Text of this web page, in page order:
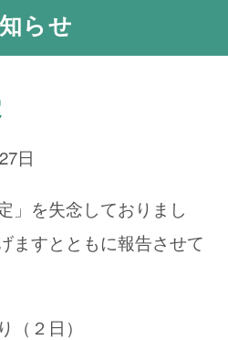
らせ
日
」を失念しておりまし
ますとともに報告させて
（２日）